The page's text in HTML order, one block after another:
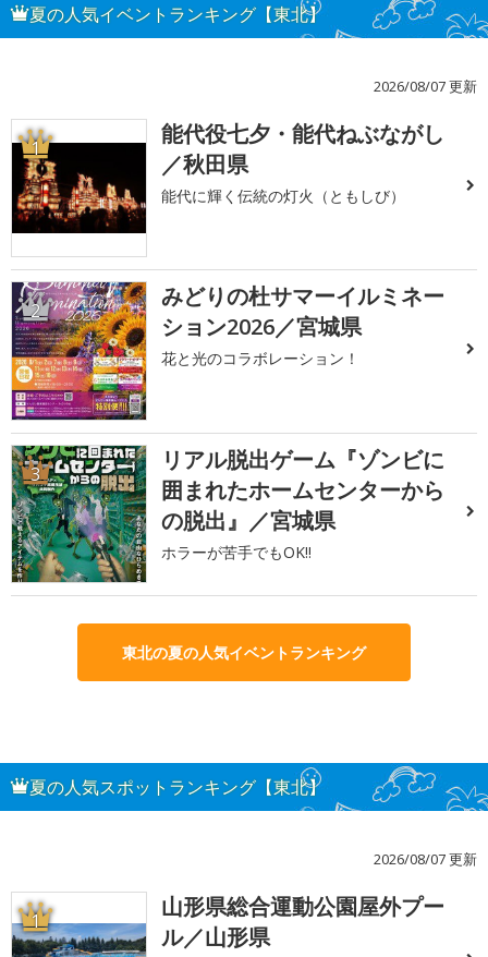
夏の人気イベントランキング【東北】
2026/08/07 更新
1
能代役七夕・能代ねぶながし
／秋田県
能代に輝く伝統の灯火（ともしび）
2
みどりの杜サマーイルミネー
ション2026／宮城県
花と光のコラボレーション！
3
リアル脱出ゲーム『ゾンビに
囲まれたホームセンターから
の脱出』／宮城県
ホラーが苦手でもOK!!
東北の夏の人気イベントランキング
夏の人気スポットランキング【東北】
2026/08/07 更新
1
山形県総合運動公園屋外プー
ル／山形県